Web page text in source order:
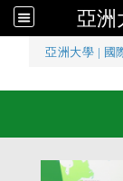
亞洲
亞洲大學 國
亞洲